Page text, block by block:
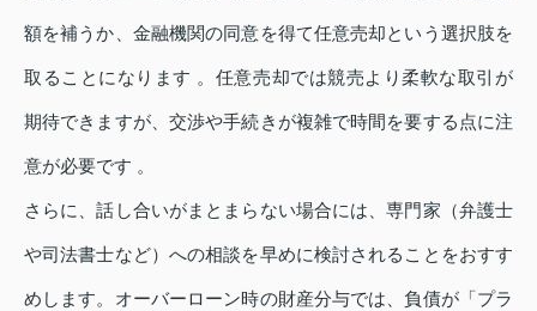
額を補うか、金融機関の同意を得て任意売却という選択肢を
取ることになります 。任意売却では競売より柔軟な取引が
期待できますが、交渉や手続きが複雑で時間を要する点に注
意が必要です 。
さらに、話し合いがまとまらない場合には、専門家（弁護士
や司法書士など）への相談を早めに検討されることをおすす
めします。オーバーローン時の財産分与では、負債が「プラ